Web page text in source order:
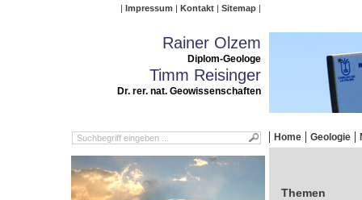
Impressum Kontakt Sitemap
Rainer Olzem
Diplom-Geologe
Timm Reisinger
Dr. rer. nat. Geowissenschaften
Home Geologie
Themen